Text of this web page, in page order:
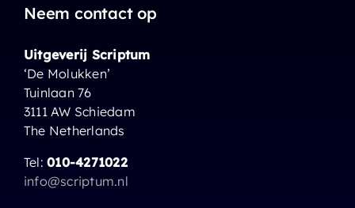
Neem contact op
Uitgeverij Scriptum
‘De Molukken’
Tuinlaan 76
3111 AW Schiedam
The Netherlands
Tel:010-4271022
info@scriptum.nl